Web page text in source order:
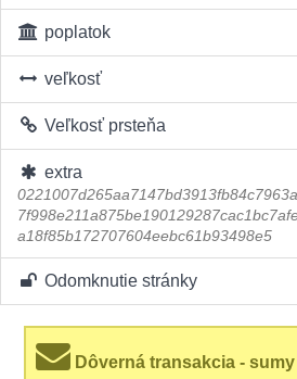
poplatok
veľkosť
Veľkosť prsteňa
extra
a18f85b172707604eebc61b93498e5
Odomknutie stránky
Dôverná transakcia -